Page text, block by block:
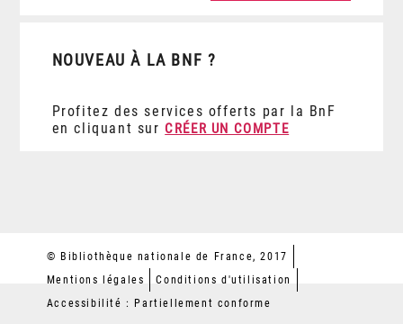
NOUVEAU À LA BNF ?
Profitez des services offerts par la BnF
en cliquant sur CRÉER UN COMPTE
© Bibliothèque nationale de France, 2017
Mentions légales
Conditions d'utilisation
Accessibilité : Partiellement conforme